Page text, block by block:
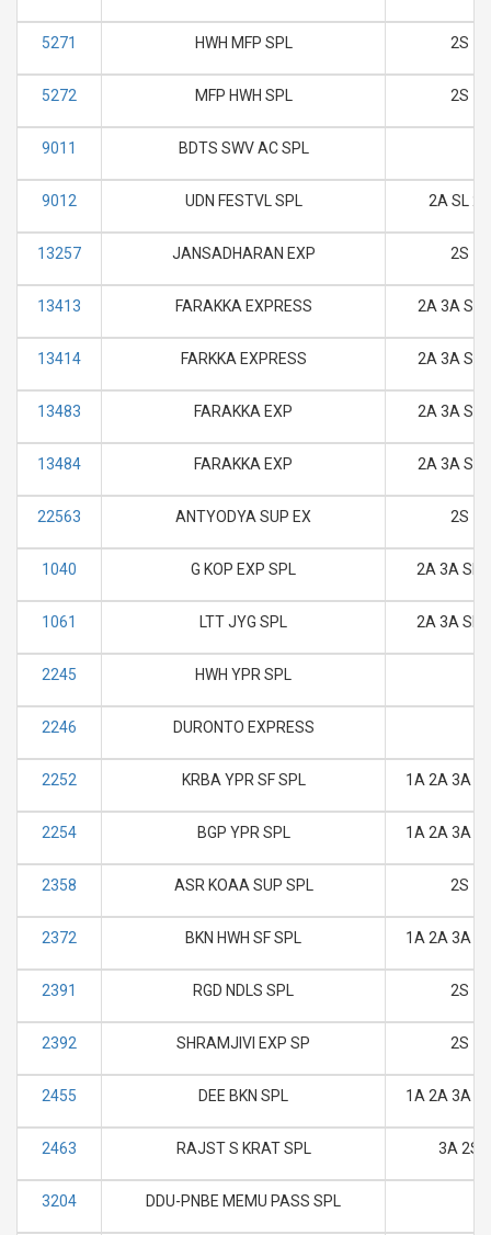
5271 HWH MFP SPL 2S
5272 MFP HWH SPL 2S
9011 BDTS SWV AC SPL
9012 UDN FESTVL SPL 2A SL 2S
13257 JANSADHARAN EXP 2S
13413 FARAKKA EXPRESS 2A 3A SL
13414 FARKKA EXPRESS 2A 3A SL
13483 FARAKKA EXP 2A 3A SL
13484 FARAKKA EXP 2A 3A SL
22563 ANTYODYA SUP EX 2S
1040 G KOP EXP SPL 2A 3A SL
1061 LTT JYG SPL 2A 3A SL
2245 HWH YPR SPL
2246 DURONTO EXPRESS
2252 KRBA YPR SF SPL 1A 2A 3A
2254 BGP YPR SPL 1A 2A 3A
2358 ASR KOAA SUP SPL 2S
2372 BKN HWH SF SPL 1A 2A 3A
2391 RGD NDLS SPL 2S
2392 SHRAMJIVI EXP SP 2S
2455 DEE BKN SPL 1A 2A 3A
2463 RAJST S KRAT SPL 3A 2S
3204 DDU-PNBE MEMU PASS SPL